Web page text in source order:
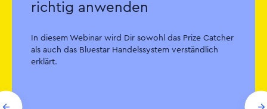
richtig anwenden
In diesem Webinar wird Dir sowohl das Prize Catcher
als auch das Bluestar Handelssystem verständlich
erklärt.